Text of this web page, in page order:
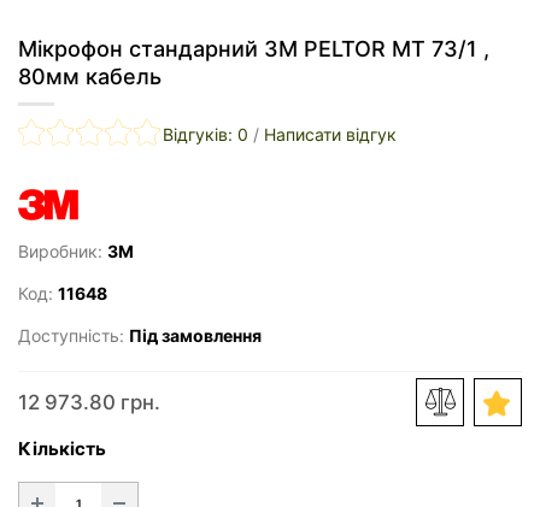
Мікрофон стандарний 3M PELTOR MT 73/1 ,
80мм кабель
Відгуків: 0 / Написати відгук
Виробник: 3M
Код: 11648
Доступність: Під замовлення
12 973.80 грн.
Кількість